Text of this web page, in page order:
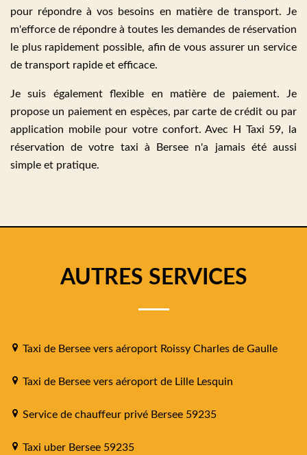
pour répondre à vos besoins en matière de transport. Je
m'efforce de répondre à toutes les demandes de réservation
le plus rapidement possible, afin de vous assurer un service
de transport rapide et efficace.
Je suis également flexible en matière de paiement. Je
propose un paiement en espèces, par carte de crédit ou par
application mobile pour votre confort. Avec H Taxi 59, la
réservation de votre taxi à Bersee n'a jamais été aussi
simple et pratique.
AUTRES SERVICES
Taxi de Bersee vers aéroport Roissy Charles de Gaulle
Taxi de Bersee vers aéroport de Lille Lesquin
Service de chauffeur privé Bersee 59235
Taxi uber Bersee 59235